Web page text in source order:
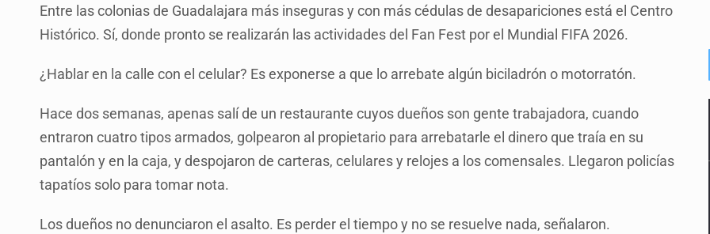
Entre las colonias de Guadalajara más inseguras y con más cédulas de desapariciones está el Centro
Histórico. Sí, donde pronto se realizarán las actividades del Fan Fest por el Mundial FIFA 2026.
¿Hablar en la calle con el celular? Es exponerse a que lo arrebate algún biciladrón o motorratón.
Hace dos semanas, apenas salí de un restaurante cuyos dueños son gente trabajadora, cuando
entraron cuatro tipos armados, golpearon al propietario para arrebatarle el dinero que traía en su
pantalón y en la caja, y despojaron de carteras, celulares y relojes a los comensales. Llegaron policías
tapatíos solo para tomar nota.
Los dueños no denunciaron el asalto. Es perder el tiempo y no se resuelve nada, señalaron.